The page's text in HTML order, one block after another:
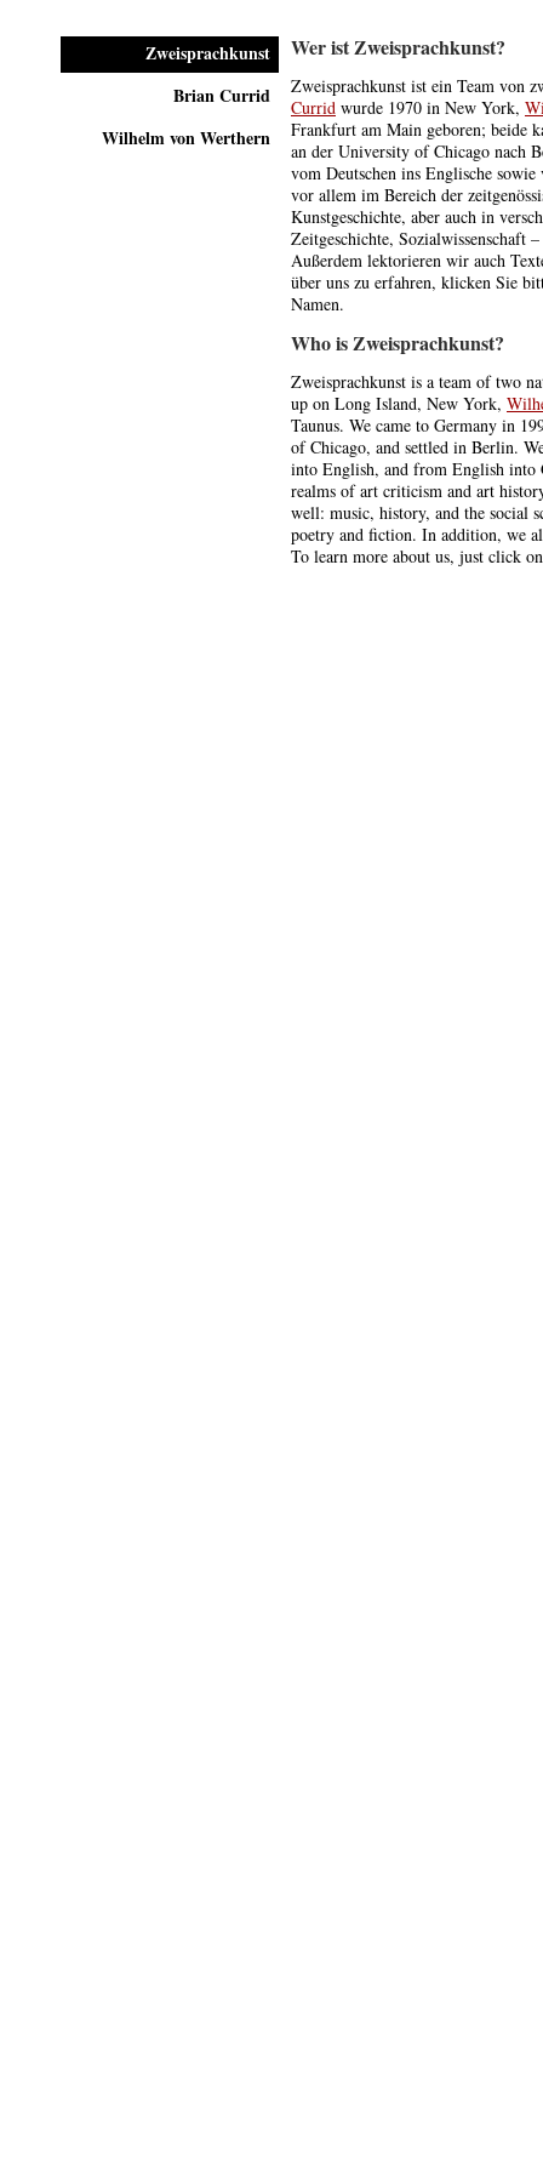
Zweisprachkunst
Brian Currid
Wilhelm von Werthern
Wer ist Zweisprachkunst?
Zweisprachkunst ist ein Team von
Currid wurde 1970 in New York,
Frankfurt am Main geboren; beide
an der University of Chicago nach
vom Deutschen ins Englische
vor allem im Bereich der
Kunstgeschichte, aber auch in
Zeitgeschichte, Sozialwissenschaft
Außerdem lektorieren wir auch
über uns zu erfahren, klicken Sie
Namen.
Who is Zweisprachkunst?
Zweisprachkunst is a team of two
up on Long Island, New York,
Taunus. We came to Germany in
of Chicago, and settled in Berlin.
into English, and from English into
realms of art criticism and art
well: music, history, and the social
poetry and fiction. In addition, we
To learn more about us, just click